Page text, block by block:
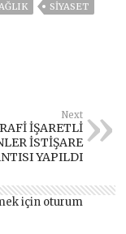
SİYASET
Next
İŞARETLİ
İSTİŞARE
YAPILDI
için oturum